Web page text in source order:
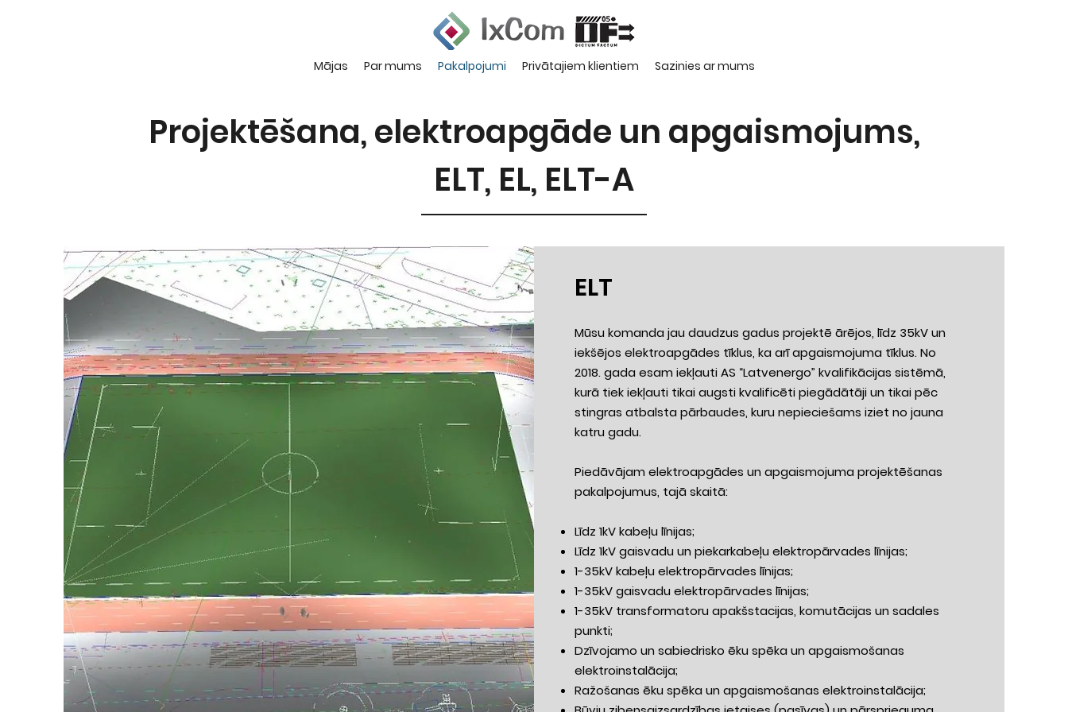
Mājas Par mums Pakalpojumi Privātajiem klientiem Sazinies ar mums
Projektēšana, elektroapgāde un apgaismojums,
ELT, EL, ELT-A
ELT
Mūsu komanda jau daudzus gadus projektē ārējos, līdz 35kV un
iekšējos elektroapgādes tīklus, ka arī apgaismojuma tīklus. No
2018. gada esam iekļauti AS “Latvenergo” kvalifikācijas sistēmā,
kurā tiek iekļauti tikai augsti kvalificēti piegādātāji un tikai pēc
stingras atbalsta pārbaudes, kuru nepieciešams iziet no jauna
katru gadu.
Piedāvājam elektroapgādes un apgaismojuma projektēšanas
pakalpojumus, tajā skaitā:
Līdz 1kV kabeļu līnijas;
Līdz 1kV gaisvadu un piekarkabeļu elektropārvades līnijas;
1-35kV kabeļu elektropārvades līnijas;
1-35kV gaisvadu elektropārvades līnijas;
1-35kV transformatoru apakšstacijas, komutācijas un sadales
punkti;
Dzīvojamo un sabiedrisko ēku spēka un apgaismošanas
elektroinstalācija;
Ražošanas ēku spēka un apgaismošanas elektroinstalācija;